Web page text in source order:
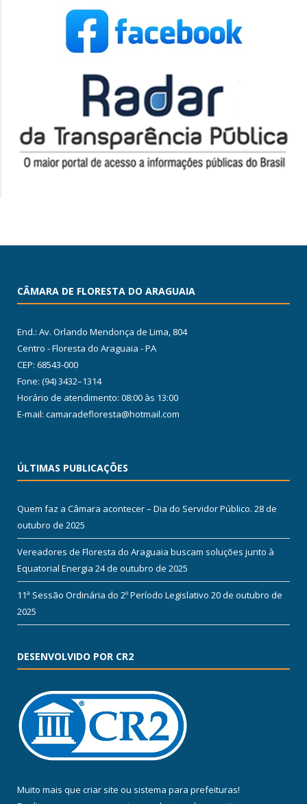
CÂMARA DE FLORESTA DO ARAGUAIA
End.: Av. Orlando Mendonça de Lima, 804
Centro - Floresta do Araguaia - PA
CEP: 68543-000
Fone: (94) 3432–1314
Horário de atendimento: 08:00 às 13:00
E-mail: camaradefloresta@hotmail.com
ÚLTIMAS PUBLICAÇÕES
Quem faz a Câmara acontecer – Dia do Servidor Público. 28 de
outubro de 2025
Vereadores de Floresta do Araguaia buscam soluções junto à
Equatorial Energia 24 de outubro de 2025
11ª Sessão Ordinária do 2º Período Legislativo 20 de outubro de
2025
DESENVOLVIDO POR CR2
Muito mais que criar site ou sistema para prefeituras!